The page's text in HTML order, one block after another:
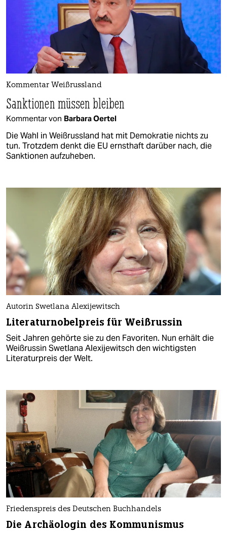
Kommentar Weißrussland
Sanktionen müssen bleiben
Kommentar von Barbara Oertel
Die Wahl in Weißrussland hat mit Demokratie nichts zu
tun. Trotzdem denkt die EU ernsthaft darüber nach, die
Sanktionen aufzuheben.
Autorin Swetlana Alexijewitsch
Literaturnobelpreis für Weißrussin
Seit Jahren gehörte sie zu den Favoriten. Nun erhält die
Weißrussin Swetlana Alexijewitsch den wichtigsten
Literaturpreis der Welt.
Friedenspreis des Deutschen Buchhandels
Die Archäologin des Kommunismus